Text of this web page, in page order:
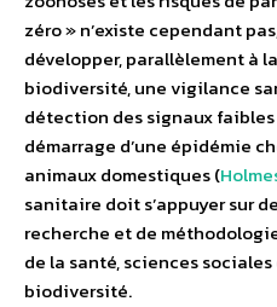
zéro » n’existe cependant
développer, parallèlement à
biodiversité, une vigilance
détection des signaux
démarrage d’une épidémie
animaux domestiques (
sanitaire doit s’appuyer sur
recherche et de
de la santé, sciences
biodiversité.